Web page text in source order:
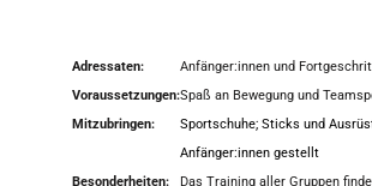
Adressaten:
Anfänger:innen und
Voraussetzungen:Spaß an Bewegung und
Mitzubringen:
Sportschuhe; Sticks und
Anfänger:innen gestellt
Besonderheiten:
Das Training aller Gruppen